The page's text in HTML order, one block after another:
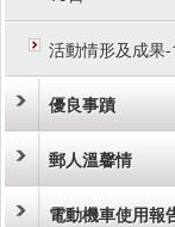
活動情形及成果-
優良事蹟
郵人溫馨情
電動機車使用報